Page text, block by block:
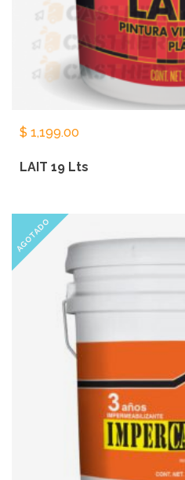
$ 1,199.00
LAIT 19 Lts
AGOTADO